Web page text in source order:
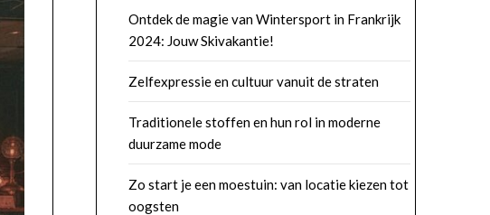
Ontdek de magie van Wintersport in Frankrijk
2024: Jouw Skivakantie!
Zelfexpressie en cultuur vanuit de straten
Traditionele stoffen en hun rol in moderne
duurzame mode
Zo start je een moestuin: van locatie kiezen tot
oogsten